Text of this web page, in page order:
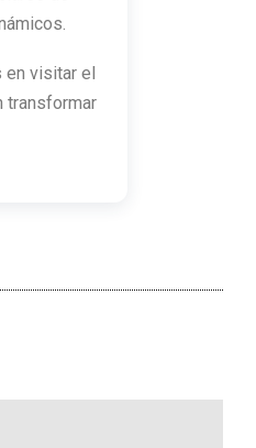
en visitar el
transformar